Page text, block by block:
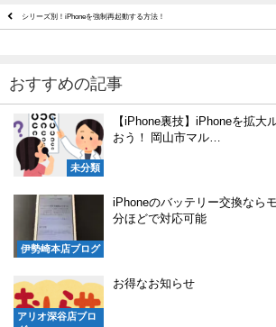
シリーズ別！iPhoneを強制再起動する方法！
おすすめの記事
未分類
【iPhone裏技】iPhoneを拡大
おう！ 岡山市マル…
伊勢崎本店ブログ
iPhoneのバッテリー交換なら
分ほどで対応可能
アリオ深谷店ブロ
お得なお知らせ